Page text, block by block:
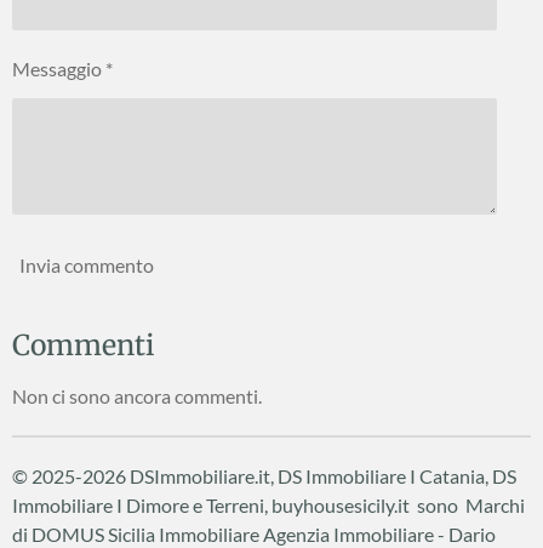
Messaggio *
Invia commento
Commenti
Non ci sono ancora commenti.
© 2025-2026 DSImmobiliare.it, DS Immobiliare I Catania, DS
Immobiliare I Dimore e Terreni, buyhousesicily.it sono Marchi
di DOMUS Sicilia ImmobiliareAgenzia Immobiliare - Dario